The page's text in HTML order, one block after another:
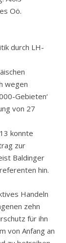
Oö.
durch LH-
wegen
Gebieten‘
von 27
konnte
zur
Baldinger
hin.
Handeln
zehn
für ihn
von Anfang an